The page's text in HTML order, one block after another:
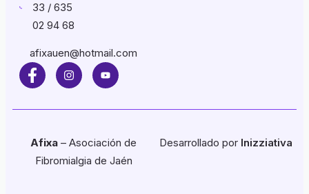
33 / 635
02 94 68
afixauen@hotmail.com
Afixa – Asociación de
Fibromialgia de Jaén
Desarrollado por Inizziativa